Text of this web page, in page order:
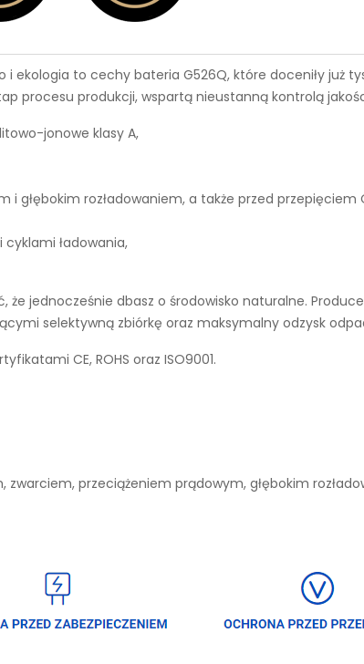
i ekologia to cechy bateria G526Q, które doceniły już
procesu produkcji, wspartą nieustanną kontrolą
jonowe klasy A,
głębokim rozładowaniem, a także przed przepięciem
cyklami ładowania,
że jednocześnie dbasz o środowisko naturalne.
selektywną zbiórkę oraz maksymalny odzysk
CE, ROHS oraz ISO9001.
przeciążeniem prądowym, głębokim